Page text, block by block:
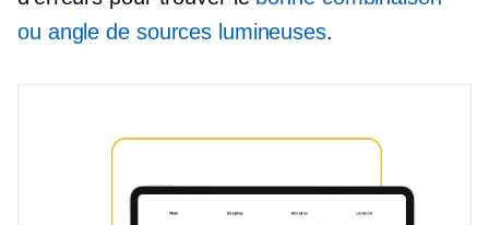
ou angle de sources lumineuses.